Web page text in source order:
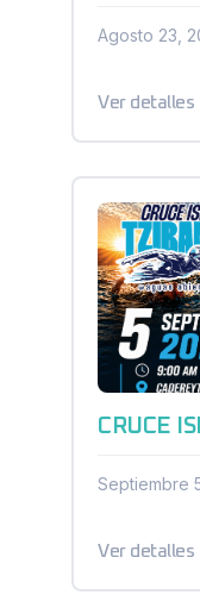
Agosto 23,
Ver detalles
Septiembre
Ver detalles